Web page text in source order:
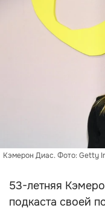
Кэмерон Диас. Фото: Getty
53-летняя
подкаста своей